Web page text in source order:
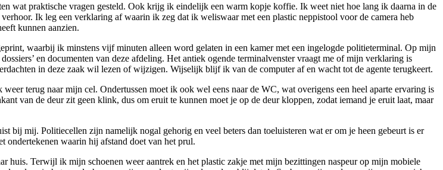
wat praktische vragen gesteld. Ook krijg ik eindelijk een warm kopje koffie. Ik weet niet hoe lang ik daarna in de
Ik leg een verklaring af waarin ik zeg dat ik weliswaar met een plastic neppistool voor de camera heb
kunnen aanzien.
waarbij ik minstens vijf minuten alleen word gelaten in een kamer met een ingelogde politieterminal. Op mijn
en documenten van deze afdeling. Het antiek ogende terminalvenster vraagt me of mijn verklaring is
in deze zaak wil lezen of wijzigen. Wijselijk blijf ik van de computer af en wacht tot de agente terugkeert.
terug naar mijn cel. Ondertussen moet ik ook wel eens naar de WC, wat overigens een heel aparte ervaring is
van de deur zit geen klink, dus om eruit te kunnen moet je op de deur kloppen, zodat iemand je eruit laat, maar
bij mij. Politiecellen zijn namelijk nogal gehorig en veel beters dan toeluisteren wat er om je heen gebeurt is er
ondertekenen waarin hij afstand doet van het prul.
huis. Terwijl ik mijn schoenen weer aantrek en het plastic zakje met mijn bezittingen naspeur op mijn mobiele